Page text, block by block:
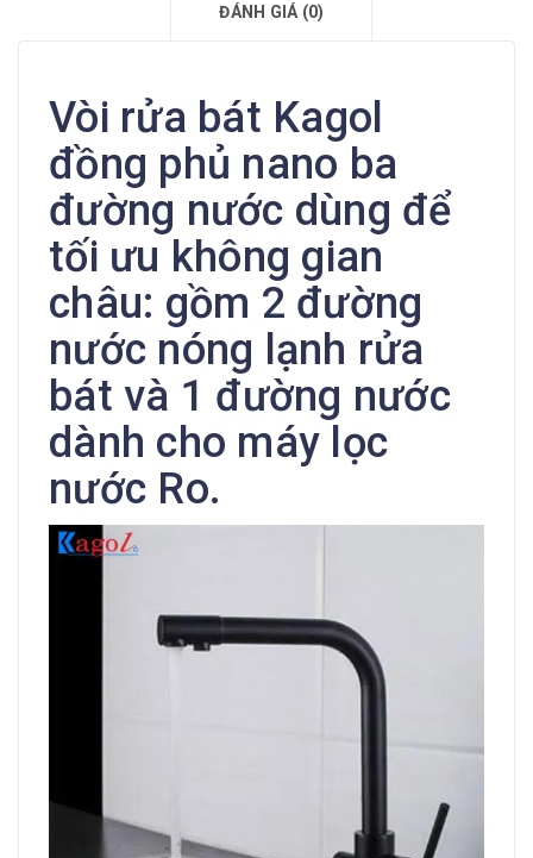
ĐÁNH GIÁ (0)
Vòi rửa bát Kagol
đồng phủ nano ba
đường nước dùng để
tối ưu không gian
châu: gồm 2 đường
nước nóng lạnh rửa
bát và 1 đường nước
dành cho máy lọc
nước Ro.